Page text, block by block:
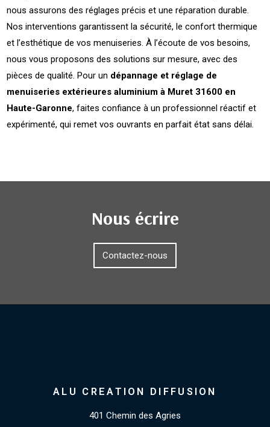
nous assurons des réglages précis et une réparation durable.
Nos interventions garantissent la sécurité, le confort thermique
et l’esthétique de vos menuiseries. À l’écoute de vos besoins,
nous vous proposons des solutions sur mesure, avec des
pièces de qualité. Pour un dépannage et réglage de
menuiseries extérieures aluminium à Muret 31600 en
Haute-Garonne, faites confiance à un professionnel réactif et
expérimenté, qui remet vos ouvrants en parfait état sans délai.
Nous écrire
Contactez-nous
ALU CREATION DIFFUSION
401 Chemin des Agries